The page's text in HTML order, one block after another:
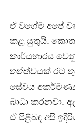
ඒ වගේම අපේ
කළ යුතුයි.
කාර්යභාරය
තත්ත්වයක් රට
සේවය
බාධා කරනවා.
ඒ පිළිබඳ අපි